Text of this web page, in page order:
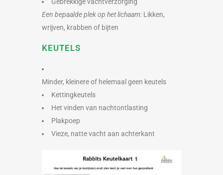
Een bepaalde plek op het lichaam: Likken,
wrijven, krabben of bijten
KEUTELS
Minder, kleinere of helemaal geen keutels
Kettingkeutels
Het vinden van nachtontlasting
Plakpoep
Vieze, natte vacht aan achterkant